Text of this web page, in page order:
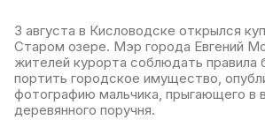
3 августа в Кисловодске открылся
Старом озере. Мэр города Евгений
жителей курорта соблюдать правила
портить городское имущество,
фотографию мальчика, прыгающего в
деревянного поручня.